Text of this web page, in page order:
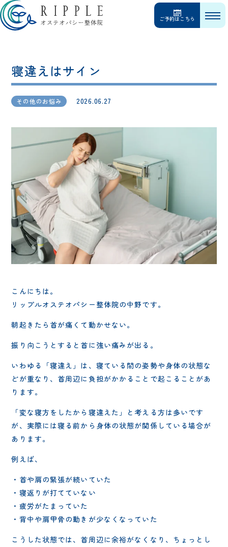
ご予約はこちら
寝違えはサイン
その他のお悩み 2026.06.27
こんにちは。
リップルオステオパシー整体院の中野です。
朝起きたら首が痛くて動かせない。
振り向こうとすると首に強い痛みが出る。
いわゆる「寝違え」は、寝ている間の姿勢や身体の状態な
どが重なり、首周辺に負担がかかることで起こることがあ
ります。
「変な寝方をしたから寝違えた」と考える方は多いです
が、実際には寝る前から身体の状態が関係している場合が
あります。
例えば、
・首や肩の緊張が続いていた
・寝返りが打てていない
・疲労がたまっていた
・背中や肩甲骨の動きが少なくなっていた
こうした状態では、首周辺に余裕がなくなり、ちょっとし